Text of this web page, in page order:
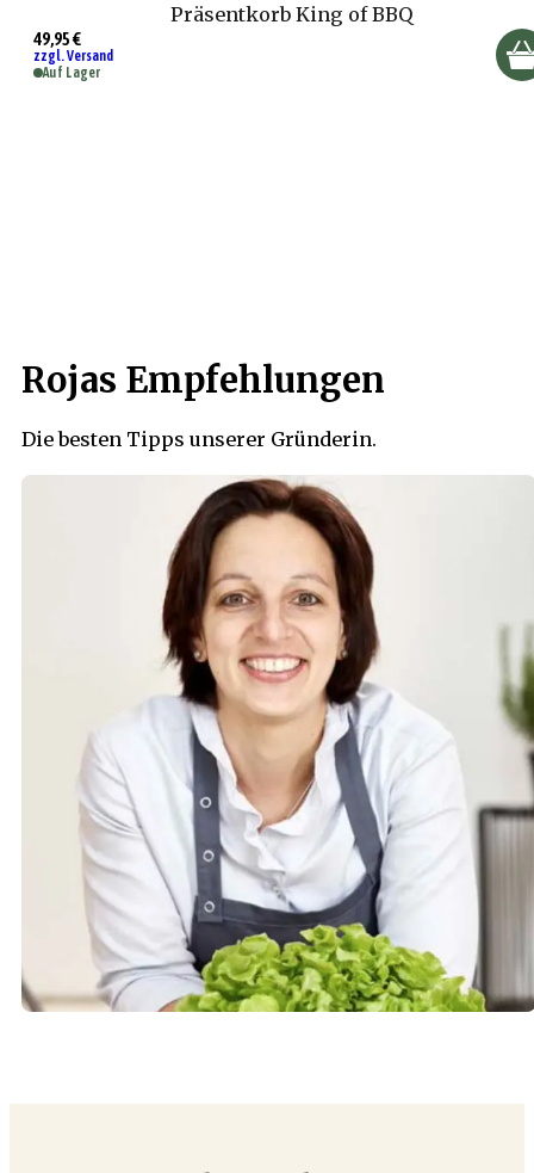
Präsentkorb King of BBQ
49,95 €
zzgl. Versand
Auf Lager
Rojas Empfehlungen
Die besten Tipps unserer Gründerin.